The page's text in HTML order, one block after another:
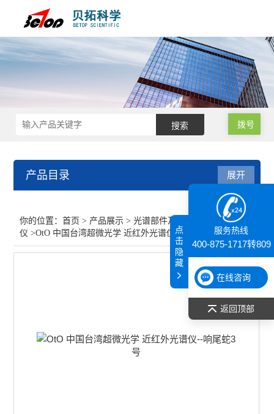
拨号
产品目录
光纤光谱仪
展开
你的位置：首页 > 产品展示 >光谱部件及外设
光纤光谱
仪 >OtO 中国台湾超微光学 近红外光谱仪--响尾蛇3号服务热线
400-875-1717转809
在线咨询
返回顶部
点
击
隐
藏